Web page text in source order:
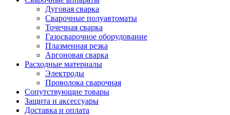
Дуговая сварка
Сварочные полуавтоматы
Точечная сварка
Газосварочное оборудование
Плазменная резка
Аргоновая сварка
Расходные материалы
Электроды
Проволока сварочная
Сопутствующие товары
Защита и аксессуары
Доставка и оплата